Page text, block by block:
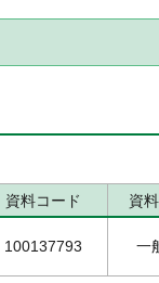
資料コード 資
100137793 一